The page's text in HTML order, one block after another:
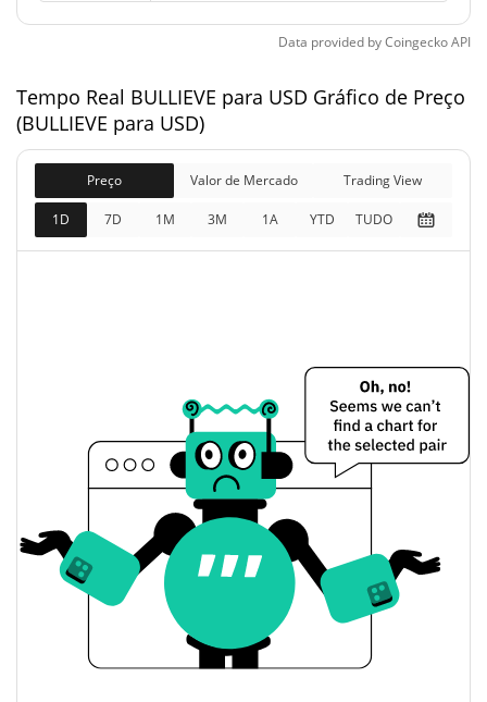
1,000,000,000 BULLIEVE
BULLIEVE Capitalização de mercado
Capitalização de
mercado
$3,724.12
1.83%
Totalmente diluído
Limite de mercado
$3,724.12
1.23%
$0.0000038202811
Abertura / Fecho de
$0.0000037237588 /
$0.0000038202811
A mudança de ontem
Volume de ontem $37.23759
Histórico do preço do BULLIEVE
Data provided byCoingeckoAPI
Tempo Real BULLIEVE para USD Gráfico de Preço
(BULLIEVE para USD)
Preço Valor de Mercado Trading View
1D 7D 1M 3M 1A YTD TUDO